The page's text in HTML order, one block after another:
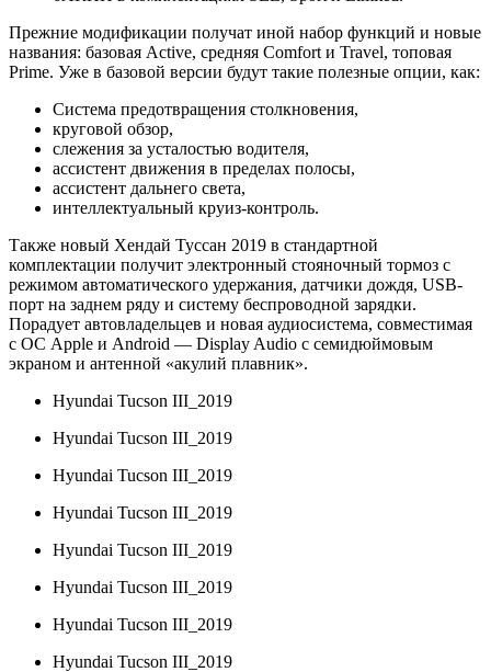
Прежние модификации получат иной набор функций и новые
названия: базовая Active, средняя Comfort и Travel, топовая
Prime. Уже в базовой версии будут такие полезные опции, как:
Система предотвращения столкновения,
круговой обзор,
слежения за усталостью водителя,
ассистент движения в пределах полосы,
ассистент дальнего света,
интеллектуальный круиз-контроль.
Также новый Хендай Туссан 2019 в стандартной
комплектации получит электронный стояночный тормоз с
режимом автоматического удержания, датчики дождя, USB-
порт на заднем ряду и систему беспроводной зарядки.
Порадует автовладельцев и новая аудиосистема, совместимая
с ОС Apple и Android — Display Audio с семидюймовым
экраном и антенной «акулий плавник».
Hyundai Tucson III_2019
Hyundai Tucson III_2019
Hyundai Tucson III_2019
Hyundai Tucson III_2019
Hyundai Tucson III_2019
Hyundai Tucson III_2019
Hyundai Tucson III_2019
Hyundai Tucson III_2019